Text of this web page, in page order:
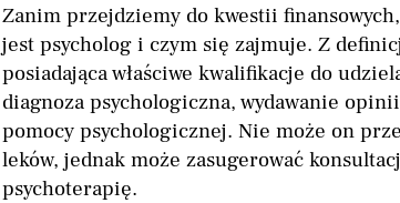
Zanim przejdziemy do kwestii
jest psycholog i czym się zajmuje. Z
posiadająca właściwe kwalifikacje do
diagnoza psychologiczna, wydawanie
pomocy psychologicznej. Nie może on
leków, jednak może zasugerować
psychoterapię.